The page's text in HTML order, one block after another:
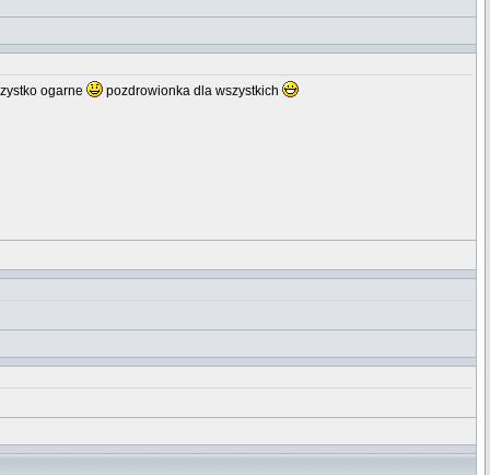
ogarne pozdrowionka dla wszystkich